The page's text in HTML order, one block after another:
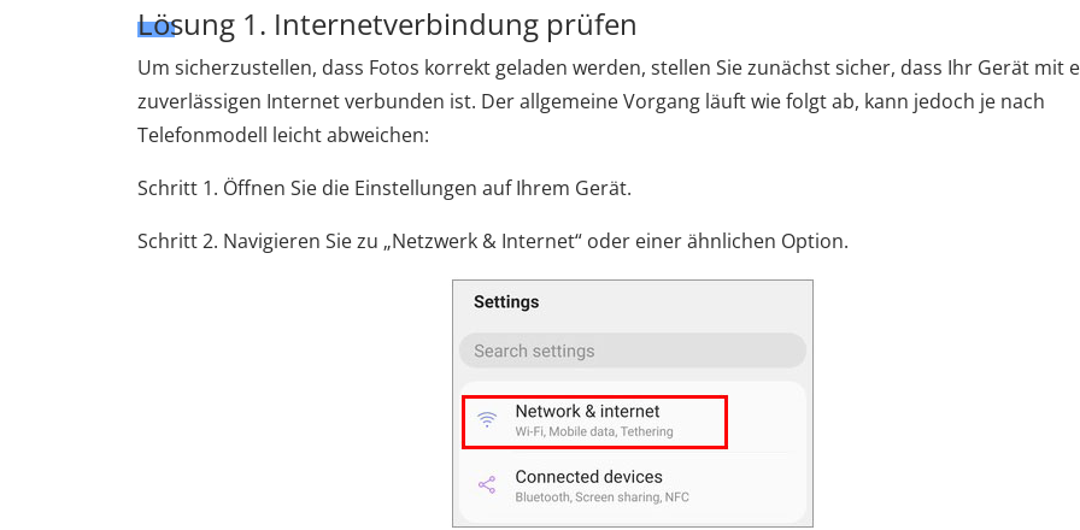
Lösung 1. Internetverbindung prüfen
Um sicherzustellen, dass Fotos korrekt geladen werden, stellen Sie zunächst sicher, dass Ihr Gerät mit
zuverlässigen Internet verbunden ist. Der allgemeine Vorgang läuft wie folgt ab, kann jedoch je nach
Telefonmodell leicht abweichen:
Schritt 1. Öffnen Sie die Einstellungen auf Ihrem Gerät.
Schritt 2. Navigieren Sie zu „Netzwerk & Internet“ oder einer ähnlichen Option.